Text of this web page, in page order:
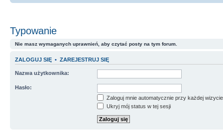
Typowanie
Nie masz wymaganych uprawnień, aby czytać posty na tym forum.
ZALOGUJ SIĘ • ZAREJESTRUJ SIĘ
Nazwa użytkownika:
Hasło:
Zaloguj mnie automatycznie przy każdej wizycie
Ukryj mój status w tej sesji